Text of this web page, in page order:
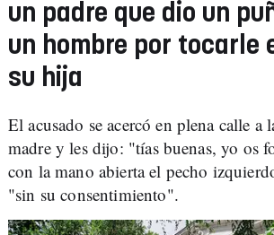
un padre que dio un
un hombre por tocarle
su hija
El acusado se acercó en plena calle a
madre y les dijo: "tías buenas, yo os
con la mano abierta el pecho
"sin su consentimiento".